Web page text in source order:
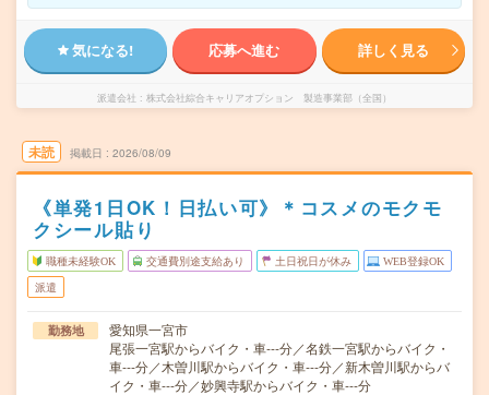
気になる! 応募へ進む 詳しく見る
派遣会社 株式会社綜合キャリアオプション 製造事業部（全国）
未読 掲載日 2026/08/09
《単発1日OK！日払い可》＊コスメのモクモ
クシール貼り
職種未経験OK 交通費別途支給あり 土日祝日が休み WEB登録OK
派遣
勤務地
愛知県一宮市
尾張一宮駅からバイク・車---分／名鉄一宮駅からバイク・
車---分／木曽川駅からバイク・車---分／新木曽川駅からバ
イク・車---分／妙興寺駅からバイク・車---分